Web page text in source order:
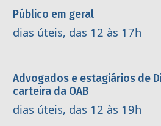
Público em geral
dias úteis, das 12 às 17h
Advogados e estagiários de
carteira da OAB
dias úteis, das 12 às 19h